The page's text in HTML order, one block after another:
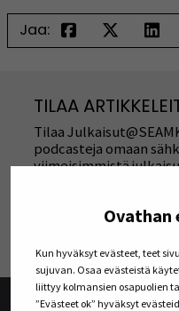
Ovathan
Kun hyväksyt evästeet, teet
sujuvan. Osaa evästeistä
liittyy kolmansien osapuolien
”Evästeet ok” hyväksyt
Jaa:
TILAA
Tilaa
podcasteja omaan
viimeisimmistä
TILAA